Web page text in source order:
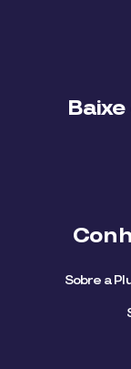
Sobre a